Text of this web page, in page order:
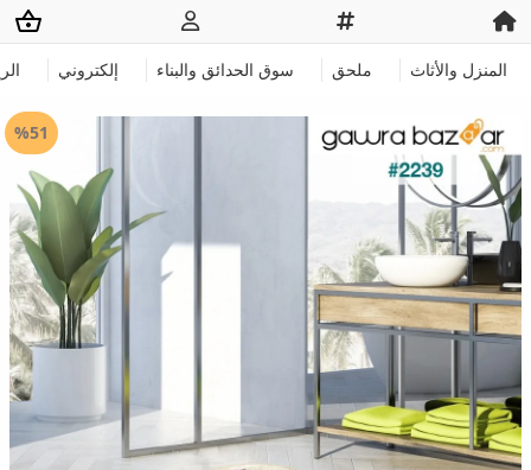
المنزل والأثاث ملحق سوق الحدائق والبناء إلكتروني
%51